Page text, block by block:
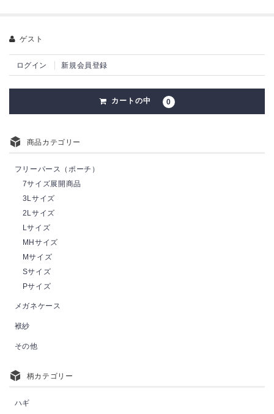
ゲスト
ログイン 新規会員登録
カートの中 0
商品カテゴリー
フリーパース（ポーチ）
7サイズ展開商品
3Lサイズ
2Lサイズ
Lサイズ
MHサイズ
Mサイズ
Sサイズ
Pサイズ
メガネケース
袱紗
その他
柄カテゴリー
ハギ